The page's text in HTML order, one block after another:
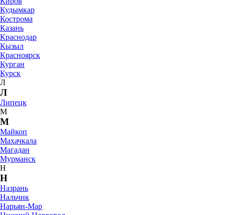
Кудымкар
Кострома
Казань
Краснодар
Кызыл
Красноярск
Курган
Курск
Л
Л
Липецк
М
М
Майкоп
Махачкала
Магадан
Мурманск
Н
Н
Назрань
Нальчик
Нарьян-Мар